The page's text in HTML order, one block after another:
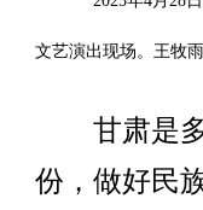
文艺演出现场。王牧
甘肃是多
份，做好民